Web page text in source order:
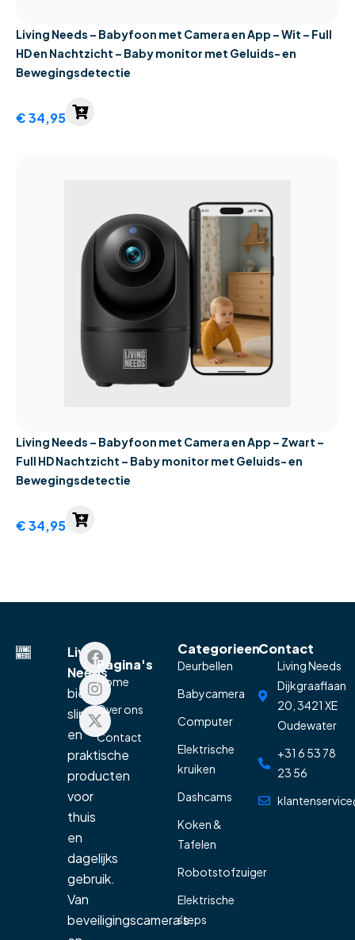
Living Needs – Babyfoon met Camera en App – Wit – Full
HD en Nachtzicht – Baby monitor met Geluids- en
Bewegingsdetectie
€34,95
Living Needs – Babyfoon met Camera en App – Zwart –
Full HD Nachtzicht – Baby monitor met Geluids- en
Bewegingsdetectie
€34,95
Living
Needs
biedt
slimme
en
praktische
producten
voor
thuis
en
dagelijks
gebruik.
Van
beveiligingscamera’s
Pagina's
Home
Over ons
Contact
Categorieen
Deurbellen
Babycamera
Computer
Elektrische
kruiken
Dashcams
Koken &
Tafelen
Robotstofzuiger
Elektrische
steps
Contact
Living Needs
Dijkgraaflaan
20, 3421 XE
Oudewater
+31 6 53 78
23 56